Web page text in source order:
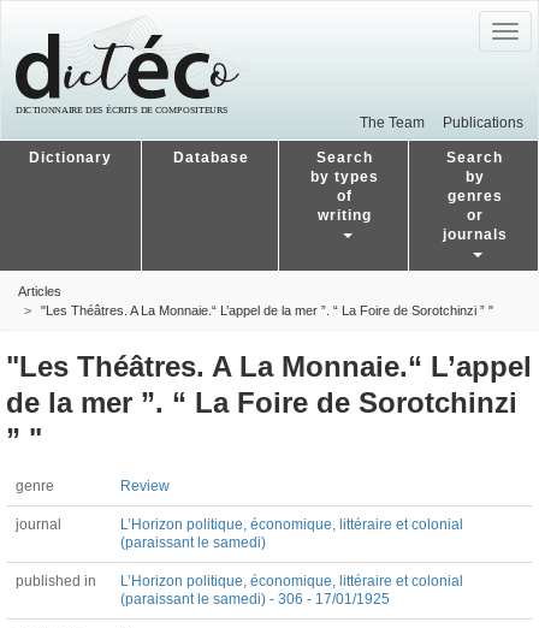
The Team Publications
Dictionary Database
Search
by types
of
writing
Search
by
genres
or
journals
Articles
"Les Théâtres. A La Monnaie.“ L’appel de la mer ”. “ La Foire de Sorotchinzi ” "
"Les Théâtres. A La Monnaie.“ L’appel
de la mer ”. “ La Foire de Sorotchinzi
” "
genre Review
journal
L’Horizon politique, économique, littéraire et colonial
(paraissant le samedi)
published in
L’Horizon politique, économique, littéraire et colonial
(paraissant le samedi) - 306 - 17/01/1925